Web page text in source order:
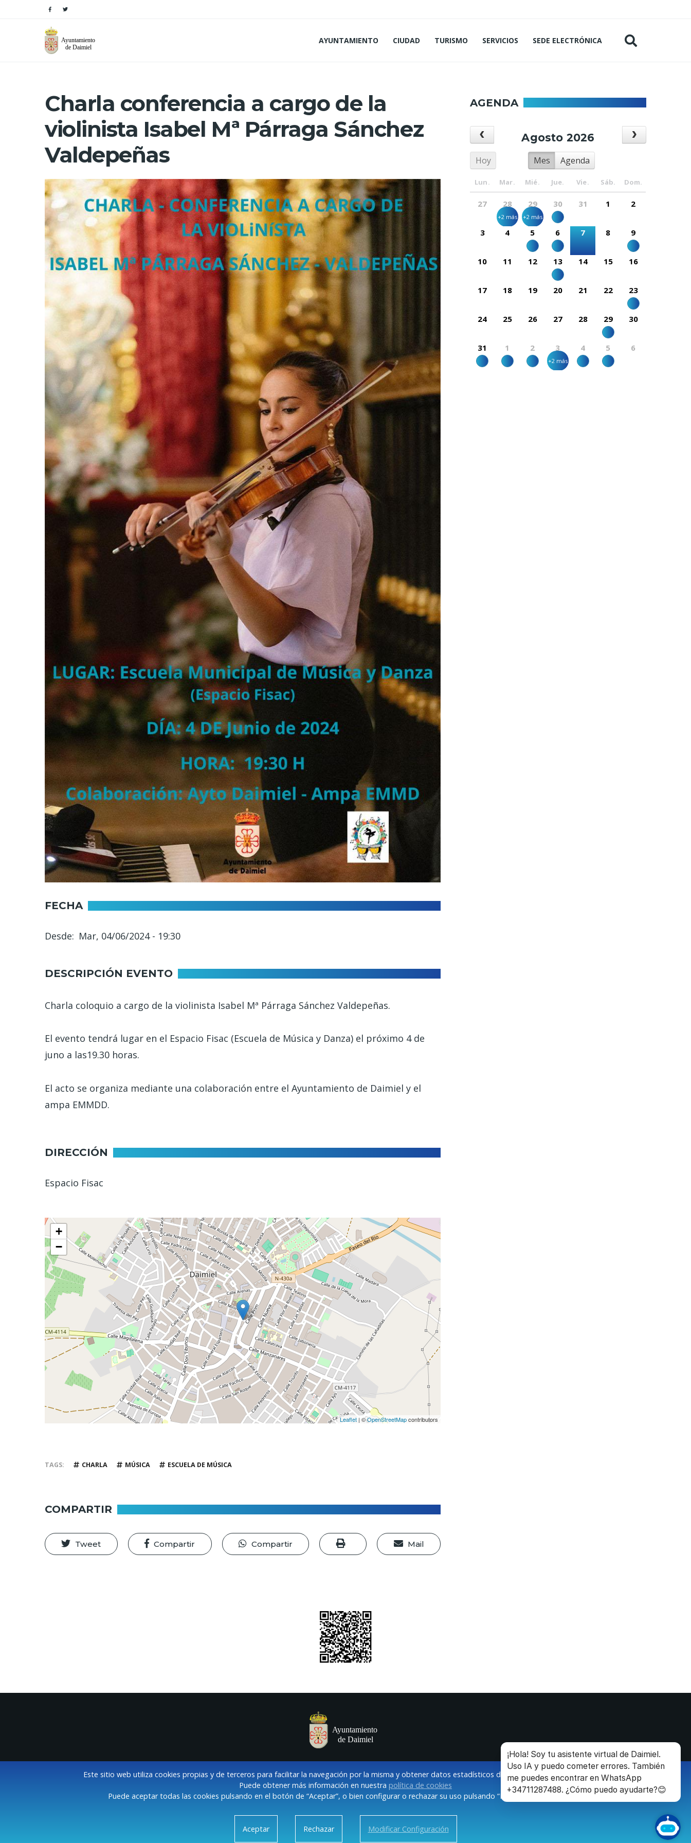
AYUNTAMIENTO CIUDAD TURISMO SERVICIOS SEDE ELECTRÓNICA
Charla conferencia a cargo de la
violinista Isabel Mª Párraga Sánchez
Valdepeñas
FECHA
Desde Mar, 04/06/2024 - 19:30
DESCRIPCIÓN EVENTO
Charla coloquio a cargo de la violinista Isabel Mª Párraga Sánchez Valdepeñas.
El evento tendrá lugar en el Espacio Fisac (Escuela de Música y Danza) el próximo 4 de
juno a las19.30 horas.
El acto se organiza mediante una colaboración entre el Ayuntamiento de Daimiel y el
ampa EMMDD.
DIRECCIÓN
Espacio Fisac
+
−
Leaflet | ©OpenStreetMapcontributors
TAGS CHARLA MÚSICA ESCUELA DE MÚSICA
COMPARTIR
Tweet Compartir Compartir Mail
AGENDA
Hoy Mes Agenda
Agosto 2026
Lun. Mar. Mié. Jue. Vie. Sáb. Dom.
27 28 29 30 31 1 2
+2 más +2 más
3 4 5 6 7 8 9
10 11 12 13 14 15 16
17 18 19 20 21 22 23
24 25 26 27 28 29 30
31 1 2 3 4 5 6
+2 más
Ayuntamiento de Daimiel. Casa Consistorial: Plaza de España, 1 | 13250 Daimiel | 34 926 260 600
Este sitio web utiliza cookies propias y de terceros para facilitar la navegación por la misma y obtener datos estadísticos de la navegación de los usuarios.
Puede obtener más información en nuestra política de cookies
Puede aceptar todas las cookies pulsando en el botón de “Aceptar”, o bien configurar o rechazar su uso pulsando “Modificar configuración”.
Aceptar Rechazar Modificar Configuración
¡Hola! Soy tu asistente virtual de Daimiel.
Uso IA y puedo cometer errores. También
me puedes encontrar en WhatsApp
+34711287488. ¿Cómo puedo ayudarte?😊